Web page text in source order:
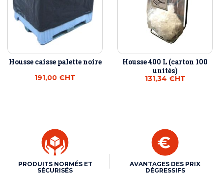
Housse caisse palette noire
191,00 €HT
Housse 400 L (carton 100
unités)
131,34 €HT
PRODUITS NORMÉS ET
SÉCURISÉS
AVANTAGES DES PRIX
DÉGRESSIFS